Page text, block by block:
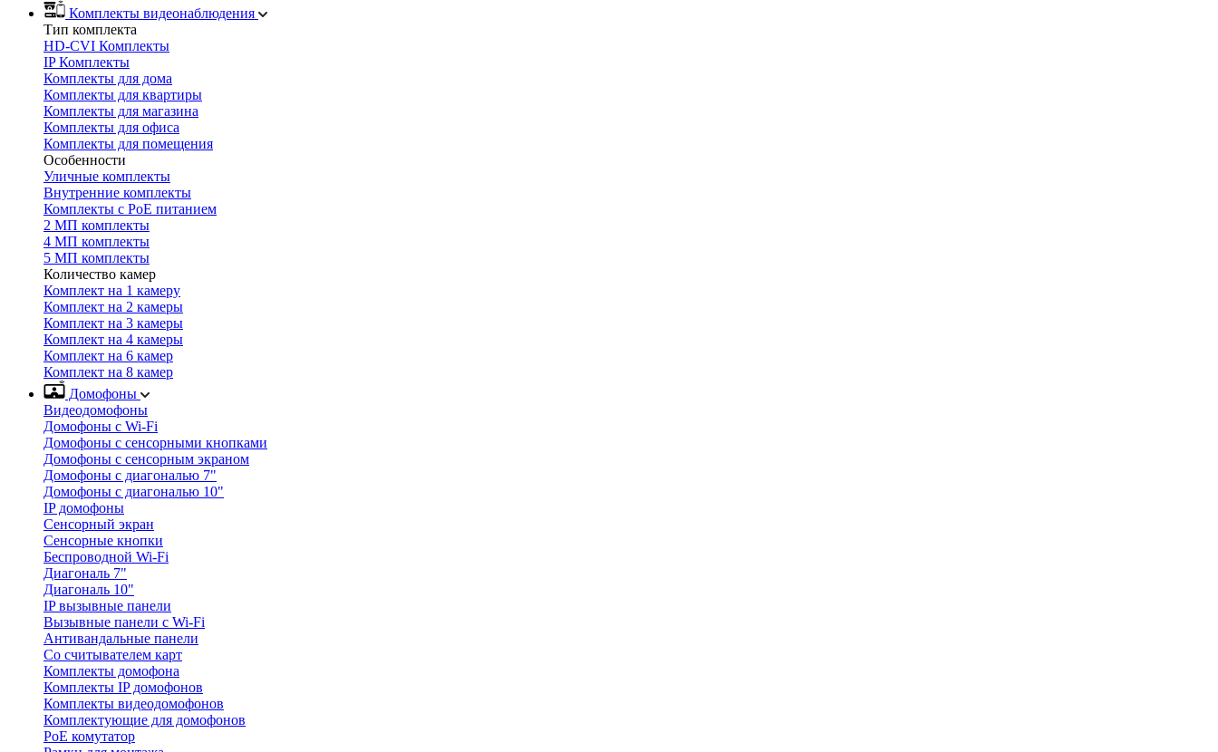
Комплекты видеонаблюдения
Тип комплекта
HD-CVI Комплекты
IP Комплекты
Комплекты для дома
Комплекты для квартиры
Комплекты для магазина
Комплекты для офиса
Комплекты для помещения
Особенности
Уличные комплекты
Внутренние комплекты
Комплекты с PoE питанием
2 МП комплекты
4 МП комплекты
5 МП комплекты
Количество камер
Комплект на 1 камеру
Комплект на 2 камеры
Комплект на 3 камеры
Комплект на 4 камеры
Комплект на 6 камер
Комплект на 8 камер
Домофоны
Видеодомофоны
Домофоны с Wi-Fi
Домофоны с сенсорными кнопками
Домофоны с сенсорным экраном
Домофоны с диагональю 7"
Домофоны с диагональю 10"
IP домофоны
Сенсорный экран
Сенсорные кнопки
Беспроводной Wi-Fi
Диагональ 7"
Диагональ 10"
IP вызывные панели
Вызывные панели с Wi-Fi
Антивандальные панели
Со считывателем карт
Комплекты домофона
Комплекты IP домофонов
Комплекты видеодомофонов
Комплектующие для домофонов
PoE комутатор